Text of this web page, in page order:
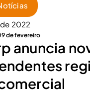
2022
de fevereiro
anuncia